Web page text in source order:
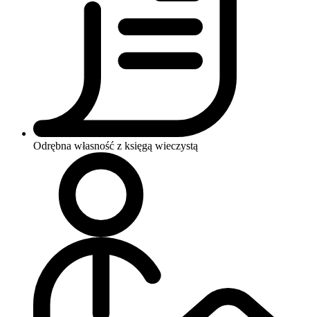
Odrębna własność z księgą wieczystą